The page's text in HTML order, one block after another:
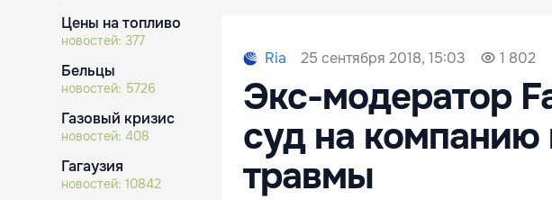
Цены на топливо
новостей: 377
Бельцы
новостей: 5726
Газовый кризис
новостей: 408
Гагаузия
новостей: 10842
Ria 25 сентября 2018, 15:03 1 802
Экс-модератор
суд на компанию
травмы